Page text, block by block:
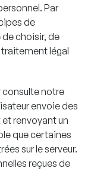
Par
de
choisir, de
légal
consulte notre
envoie des
renvoyant un
que certaines
sur le serveur.
reçues de